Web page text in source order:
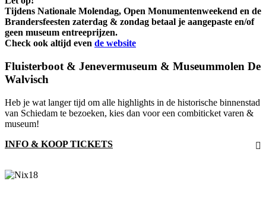
Tijdens Nationale Molendag, Open Monumentenweekend en de
Brandersfeesten zaterdag & zondag betaal je aangepaste en/of
geen museum entreeprijzen.
Check ook altijd even de website
Fluisterboot & Jenevermuseum & Museummolen De
Walvisch
Heb je wat langer tijd om alle highlights in de historische binnenstad
van Schiedam te bezoeken, kies dan voor een combiticket varen &
museum!
INFO & KOOP TICKETS